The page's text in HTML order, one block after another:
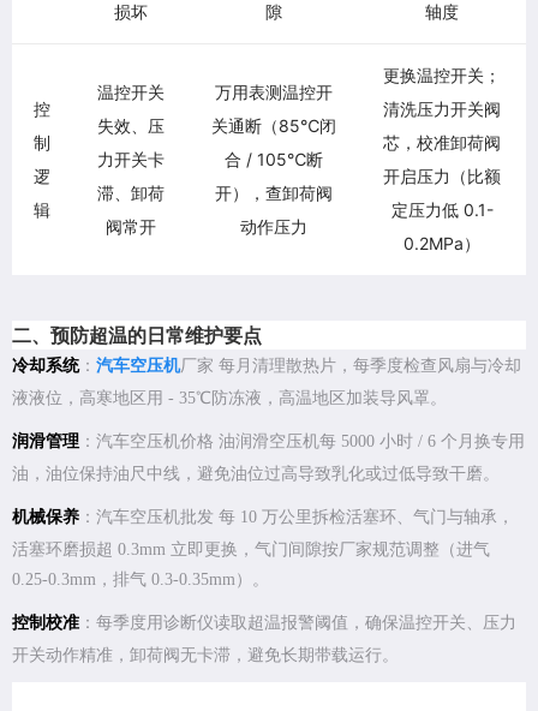
损坏
隙
轴度
控
制
逻
辑
温控开关
失效、压
力开关卡
滞、卸荷
阀常开
万用表测温控开
关通断（85℃闭
合 / 105℃断
开），查卸荷阀
动作压力
更换温控开关；
清洗压力开关阀
芯，校准卸荷阀
开启压力（比额
定压力低 0.1-
0.2MPa）
二、预防超温的日常维护要点
冷却系统： 汽车空压机厂家 每月清理散热片，每季度检查风扇与冷却
液液位，高寒地区用 - 35℃防冻液，高温地区加装导风罩。
润滑管理 ：汽车空压机价格 油润滑空压机每 5000 小时 / 6 个月换专用
油，油位保持油尺中线，避免油位过高导致乳化或过低导致干磨。
机械保养 ：汽车空压机批发 每 10 万公里拆检活塞环、气门与轴承，
活塞环磨损超 0.3mm 立即更换，气门间隙按厂家规范调整（进气
0.25-0.3mm，排气 0.3-0.35mm）。
控制校准 ：每季度用诊断仪读取超温报警阈值，确保温控开关、压力
开关动作精准，卸荷阀无卡滞，避免长期带载运行。